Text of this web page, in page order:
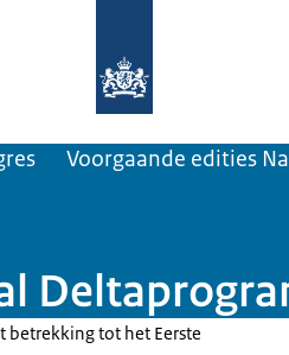
Voorgaande edities
betrekking tot het Eerste